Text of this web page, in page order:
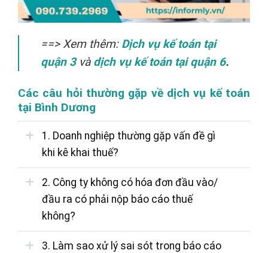
==> Xem thêm: Dịch vụ kế toán tại
quận 3và dịch vụ kế toán tại quận 6.
Các câu hỏi thường gặp về dịch vụ kế toán
tại Bình Dương
1. Doanh nghiệp thường gặp vấn đề gì
khi kê khai thuế?
2. Công ty không có hóa đơn đầu vào/
đầu ra có phải nộp báo cáo thuế
không?
3. Làm sao xử lý sai sót trong báo cáo